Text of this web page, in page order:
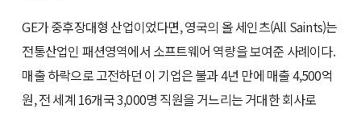
GE가 중후장대형 산업이었다면, 영국의 올 세인츠(All Saints)는
전통산업인 패션영역에서 소프트웨어 역량을 보여준 사례이다.
매출 하락으로 고전하던 이 기업은 불과 4년 만에 매출 4,500억
원, 전 세계 16개국 3,000명 직원을 거느리는 거대한 회사로